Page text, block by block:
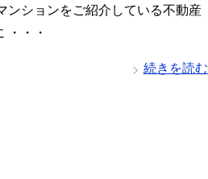
ションをご紹介している不動産
・・・
続きを読む